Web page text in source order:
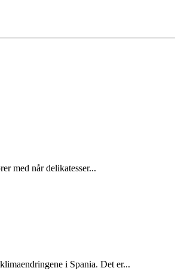
med når delikatesser...
i Spania. Det er...